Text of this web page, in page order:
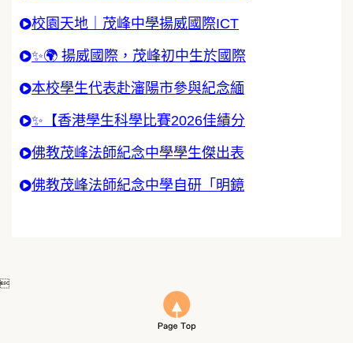
校園天地｜茂峰中學揚威國際ICT
✨🌍 揚威國際，茂峰初中生於國際
本校學生代表赴瀋陽市參與紀念緬
✨【香港學生科學比賽2026佳績分
佛教茂峰法師紀念中學學生傑出表
佛教茂峰法師紀念中學自研「明鏡
